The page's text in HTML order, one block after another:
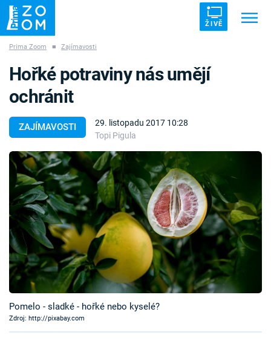
ŽIVĚ
ZÁHADY VETŘELCI DÁVNOVĚKU
Témata
Témata
Pořady
TV Program
Časopis
Sledujte prima+
Prima Zoom ■ Zajímavosti
ZAJÍMAVOSTI
29. listopadu 2017 10:28
Topi Pigula
Hořké potraviny nás umějí
ochránit
Pomelo - sladké - hořké nebo kyselé?
Zdroj: http://pixabay.com